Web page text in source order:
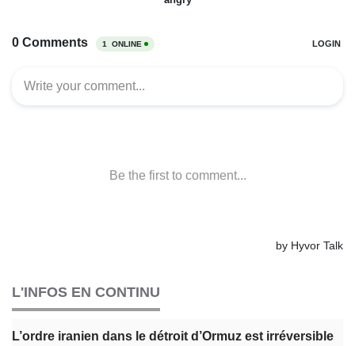
L'INFOS EN CONTINU
L’ordre iranien dans le détroit d’Ormuz est irréversible